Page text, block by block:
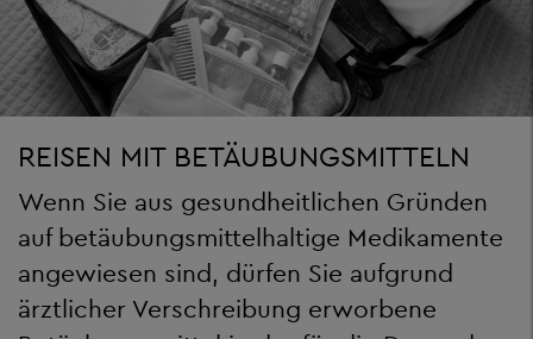
REISEN MIT BETÄUBUNGSMITTELN
Wenn Sie aus gesundheitlichen Gründen
auf betäubungsmittelhaltige Medikamente
angewiesen sind, dürfen Sie aufgrund
ärztlicher Verschreibung erworbene